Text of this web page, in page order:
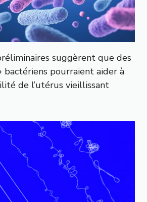
suggèrent que des
bactériens pourraient aider à
de l’utérus vieillissant